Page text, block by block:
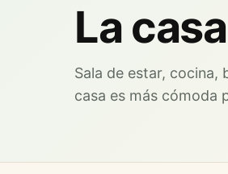
La casa
Sala de estar, cocina,
casa es más cómoda